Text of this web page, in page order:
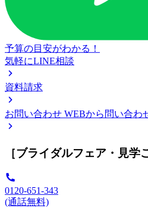
予算の目安がわかる！
気軽にLINE相談
資料請求
お問い合わせ WEBから問い合わ
［ブライダルフェア・見学
0120-651-343
(通話無料)